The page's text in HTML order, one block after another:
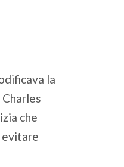
la
che
evitare